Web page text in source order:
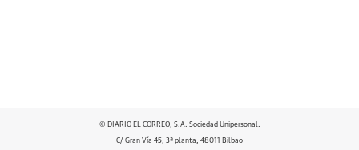
© DIARIO EL CORREO, S.A. Sociedad Unipersonal.
C/ Gran Vía 45, 3ª planta, 48011 Bilbao